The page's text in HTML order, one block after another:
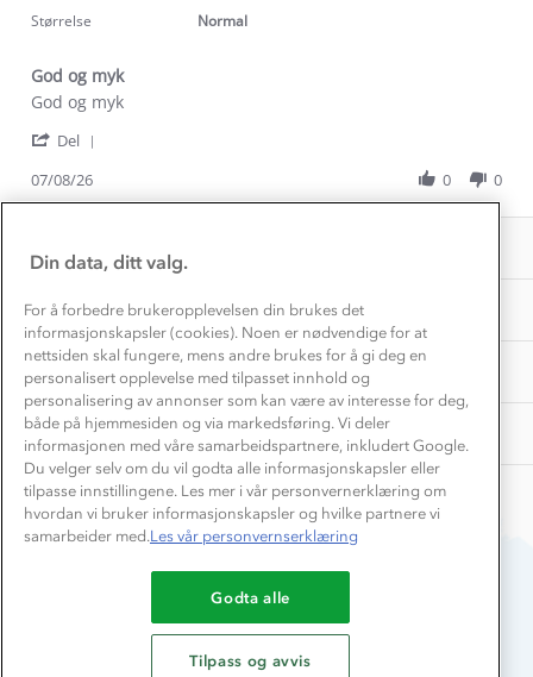
rating
Størrelse Normal
God og myk
Review
Ingrid
on
7
review
God
myk
God og myk
Del
by
on
Aug
2026
07/08/26 0 0
Konkurransevinnere
Kundeklubb
Våre butikker
Bedrift, barnehage og SFO
OM OSS
Inkludering
Materialer
Personvern
TIPS OG RÅD
Dette trenger du til barnehagen
Gravidklær
Hvordan velge riktig turtøy?
EL-retur
Store størrelser
Turmat oppskrifter
Beredskap
AKTIVITETER
Få turinspirasjon og tips her⛰
Storms turtips🐿️
Leirskole 🥾
Barnehageansatt
Tips til hyttetur
Du betaler enkelt med
Din data, ditt valg.
For å forbedre brukeropplevelsen din brukes det
informasjonskapsler (cookies). Noen er nødvendige for at
nettsiden skal fungere, mens andre brukes for å gi deg en
personalisert opplevelse med tilpasset innhold og
personalisering av annonser som kan være av interesse for deg,
både på hjemmesiden og via markedsføring. Vi deler
informasjonen med våre samarbeidspartnere, inkludert Google.
Du velger selv om du vil godta alle informasjonskapsler eller
tilpasse innstillingene. Les mer i vår personvernerklæring om
hvordan vi bruker informasjonskapsler og hvilke partnere vi
samarbeider med.Les vår personvernserklæring
Godta alle
Tilpass og avvis